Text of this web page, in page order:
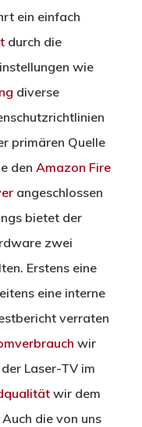
ein einfach
durch die
wie
diverse
primären Quelle
den Amazon Fire
angeschlossen
bietet der
zwei
Erstens eine
eine interne
verraten
wir
Laser-TV im
wir dem
die von uns